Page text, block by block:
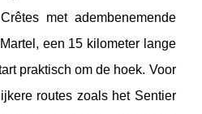
met adembenemende
een 15 kilometer lange
praktisch om de hoek. Voor
routes zoals het Sentier